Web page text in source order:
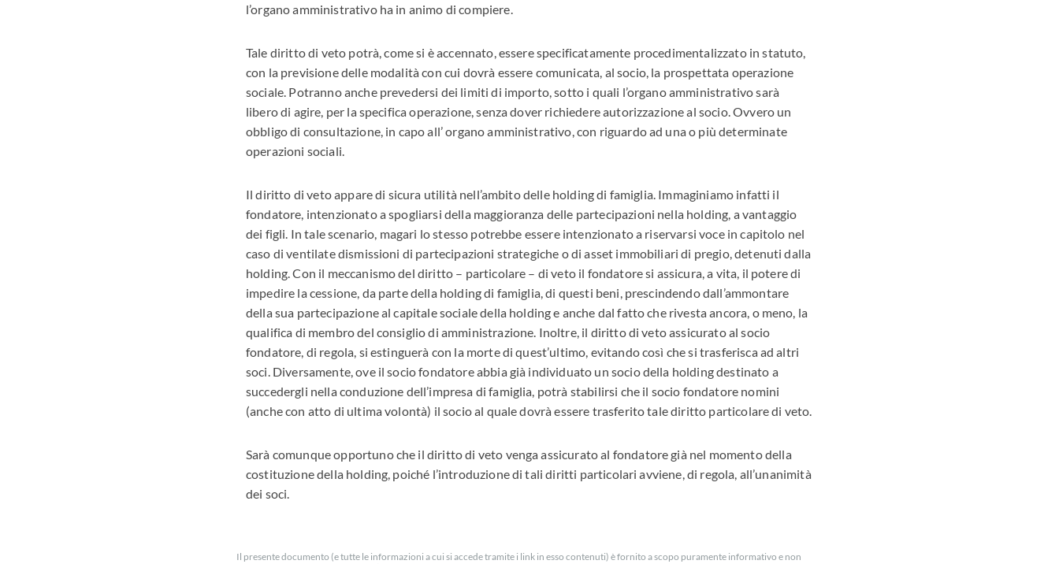
l’organo amministrativo ha in animo di compiere.
Tale diritto di veto potrà, come si è accennato, essere specificatamente procedimentalizzato in statuto,
con la previsione delle modalità con cui dovrà essere comunicata, al socio, la prospettata operazione
sociale. Potranno anche prevedersi dei limiti di importo, sotto i quali l’organo amministrativo sarà
libero di agire, per la specifica operazione, senza dover richiedere autorizzazione al socio. Ovvero un
obbligo di consultazione, in capo all’ organo amministrativo, con riguardo ad una o più determinate
operazioni sociali.
Il diritto di veto appare di sicura utilità nell’ambito delle holding di famiglia. Immaginiamo infatti il
fondatore, intenzionato a spogliarsi della maggioranza delle partecipazioni nella holding, a vantaggio
dei figli. In tale scenario, magari lo stesso potrebbe essere intenzionato a riservarsi voce in capitolo nel
caso di ventilate dismissioni di partecipazioni strategiche o di asset immobiliari di pregio, detenuti dalla
holding. Con il meccanismo del diritto – particolare – di veto il fondatore si assicura, a vita, il potere di
impedire la cessione, da parte della holding di famiglia, di questi beni, prescindendo dall’ammontare
della sua partecipazione al capitale sociale della holding e anche dal fatto che rivesta ancora, o meno, la
qualifica di membro del consiglio di amministrazione. Inoltre, il diritto di veto assicurato al socio
fondatore, di regola, si estinguerà con la morte di quest’ultimo, evitando così che si trasferisca ad altri
soci. Diversamente, ove il socio fondatore abbia già individuato un socio della holding destinato a
succedergli nella conduzione dell’impresa di famiglia, potrà stabilirsi che il socio fondatore nomini
(anche con atto di ultima volontà) il socio al quale dovrà essere trasferito tale diritto particolare di veto.
Sarà comunque opportuno che il diritto di veto venga assicurato al fondatore già nel momento della
costituzione della holding, poiché l’introduzione di tali diritti particolari avviene, di regola, all’unanimità
dei soci.
Il presente documento (e tutte le informazioni a cui si accede tramite i link in esso contenuti) è fornito a scopo puramente informativo e non